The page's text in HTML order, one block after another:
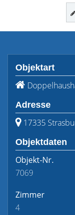
Objektart
Adresse
17335
Objektdaten
Objekt-Nr.
7069
Zimmer
4